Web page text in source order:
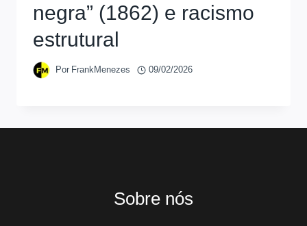
negra” (1862) e racismo
estrutural
Por FrankMenezes 09/02/2026
Sobre nós